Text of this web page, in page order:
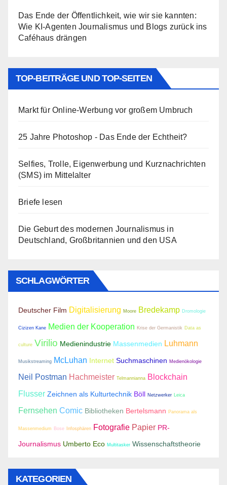
Das Ende der Öffentlichkeit, wie wir sie kannten:
Wie KI-Agenten Journalismus und Blogs zurück ins
Caféhaus drängen
TOP-BEITRÄGE UND TOP-SEITEN
Markt für Online-Werbung vor großem Umbruch
25 Jahre Photoshop - Das Ende der Echtheit?
Selfies, Trolle, Eigenwerbung und Kurznachrichten
(SMS) im Mittelalter
Briefe lesen
Die Geburt des modernen Journalismus in
Deutschland, Großbritannien und den USA
SCHLAGWÖRTER
Deutscher Film Digitalisierung Moore Bredekamp Dromologie
Cizizen Kane Medien der Kooperation Krise der Germanistik Data as
culture Virilio Medienindustrie Massenmedien Luhmann
Musikstreaming McLuhan Internet Suchmaschinen Medienökologie
Neil Postman Hachmeister Telmannianna Blockchain
Flusser Zeichnen als Kulturtechnik Böll Netzwerker Leica
Fernsehen Comic Bibliotheken Bertelsmann Panorama als
Massenmedium Bose Infosphären Fotografie Papier PR-
Journalismus Umberto Eco Multitasker Wissenschaftstheorie
KATEGORIEN